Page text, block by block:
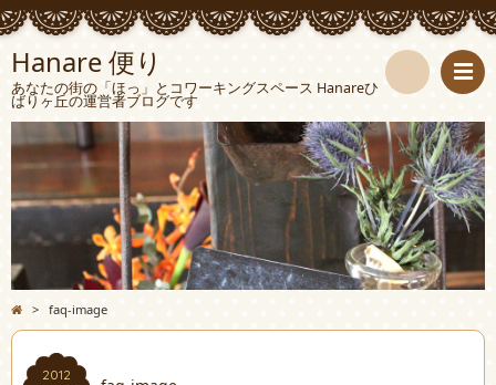
Hanare 便り
あなたの街の「ほっ」とコワーキングスペース Hanareひ
ばりヶ丘の運営者ブログです
検
索
> faq-image
2012